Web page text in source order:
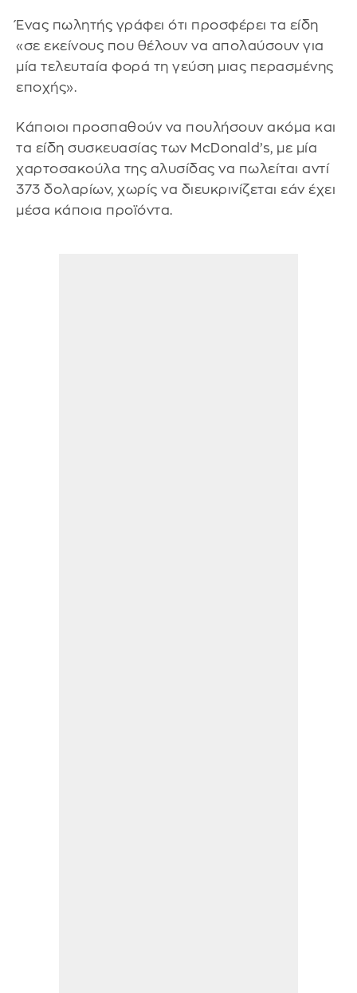
Ένας πωλητής γράφει ότι προσφέρει τα είδη
«σε εκείνους που θέλουν να απολαύσουν για
μία τελευταία φορά τη γεύση μιας περασμένης
εποχής».
Κάποιοι προσπαθούν να πουλήσουν ακόμα και
τα είδη συσκευασίας των McDonald’s, με μία
χαρτοσακούλα της αλυσίδας να πωλείται αντί
373 δολαρίων, χωρίς να διευκρινίζεται εάν έχει
μέσα κάποια προϊόντα.